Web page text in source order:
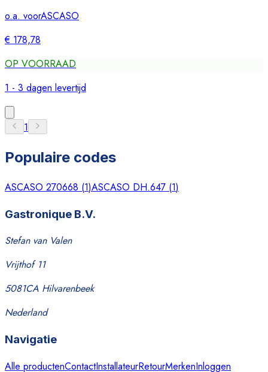
o.a. voorASCASO
€ 178,78
OP VOORRAAD
1 - 3 dagen levertijd
1
Populaire codes
ASCASO 270668 (1)ASCASO DH.647 (1)
Gastronique B.V.
Stefan van Valen
Vrijthof 11
5081CA Hilvarenbeek
Nederland
Navigatie
Alle productenContactInstallateurRetourMerkenInloggen